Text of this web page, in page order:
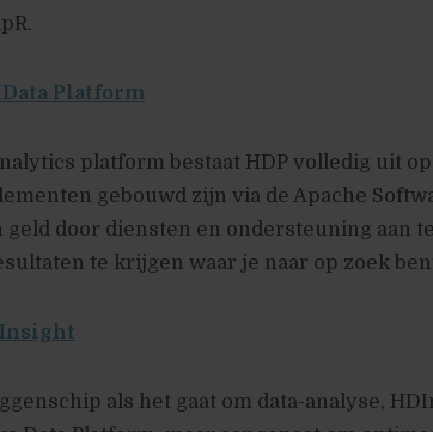
Platform
platform bestaat HDP volledig uit
gebouwd zijn via de Apache
door diensten en ondersteuning aan
te krijgen waar je naar op zoek
als het gaat om data-analyse,